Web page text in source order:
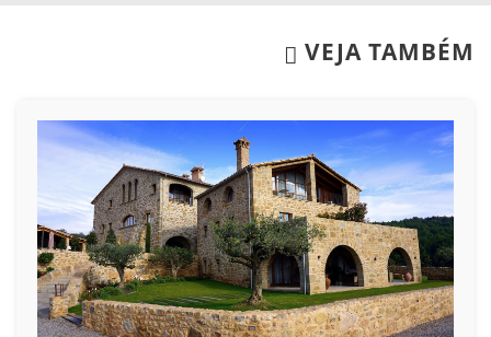
VEJA TAMBÉM